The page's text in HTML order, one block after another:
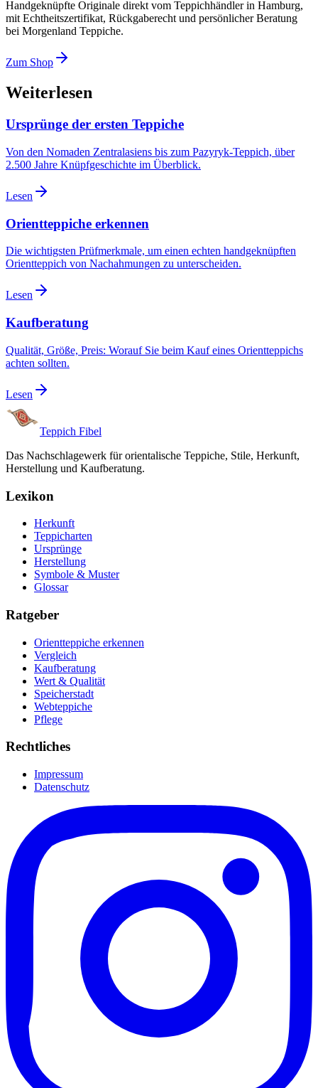
Handgeknüpfte Originale direkt vom Teppichhändler in Hamburg,
mit Echtheitszertifikat, Rückgaberecht und persönlicher Beratung
bei Morgenland Teppiche.
Zum Shop
Weiterlesen
Ursprünge der ersten Teppiche
Von den Nomaden Zentralasiens bis zum Pazyryk-Teppich, über
2.500 Jahre Knüpfgeschichte im Überblick.
Lesen
Orientteppiche erkennen
Die wichtigsten Prüfmerkmale, um einen echten handgeknüpften
Orientteppich von Nachahmungen zu unterscheiden.
Lesen
Kaufberatung
Qualität, Größe, Preis: Worauf Sie beim Kauf eines Orientteppichs
achten sollten.
Lesen
Teppich Fibel
Das Nachschlagewerk für orientalische Teppiche, Stile, Herkunft,
Herstellung und Kaufberatung.
Lexikon
Herkunft
Teppicharten
Ursprünge
Herstellung
Symbole & Muster
Glossar
Ratgeber
Orientteppiche erkennen
Vergleich
Kaufberatung
Wert & Qualität
Speicherstadt
Webteppiche
Pflege
Rechtliches
Impressum
Datenschutz